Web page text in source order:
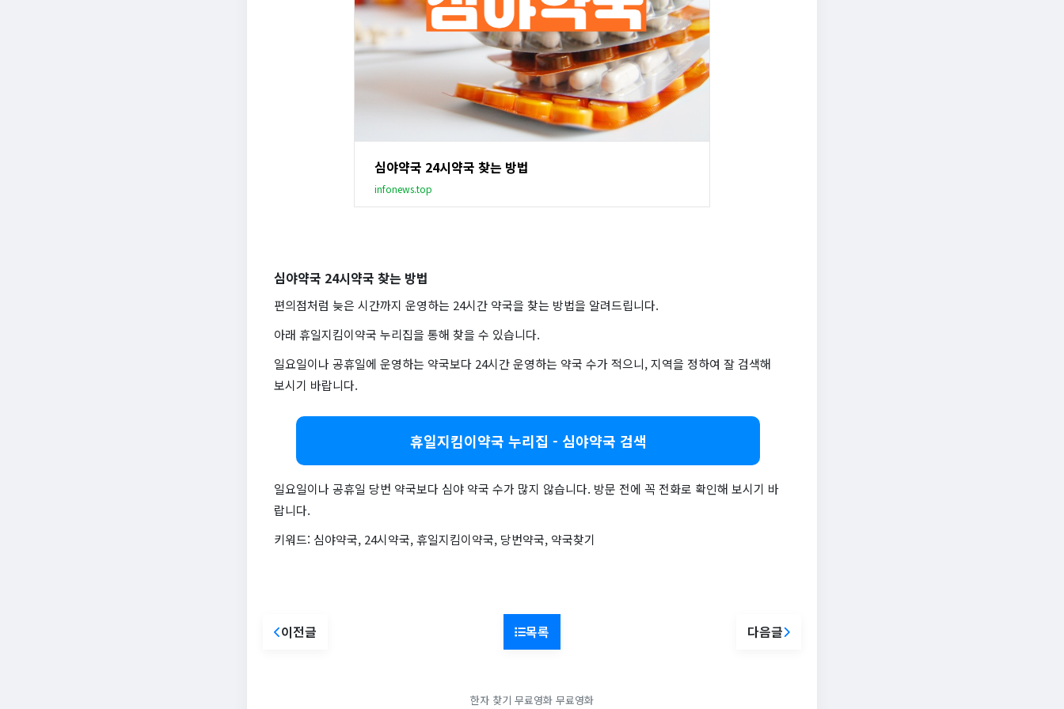
심야약국 24시약국 찾는 방법
infonews.top
심야약국 24시약국 찾는 방법
편의점처럼 늦은 시간까지 운영하는 24시간 약국을 찾는 방법을 알려드립니다.
아래 휴일지킴이약국 누리집을 통해 찾을 수 있습니다.
일요일이나 공휴일에 운영하는 약국보다 24시간 운영하는 약국 수가 적으니, 지역을 정하여 잘 검색해
보시기 바랍니다.
휴일지킴이약국 누리집 - 심야약국 검색
일요일이나 공휴일 당번 약국보다 심야 약국 수가 많지 않습니다. 방문 전에 꼭 전화로 확인해 보시기 바
랍니다.
키워드: 심야약국, 24시약국, 휴일지킴이약국, 당번약국, 약국찾기
이전글 목록 다음글
한자 찾기 무료영화 무료영화